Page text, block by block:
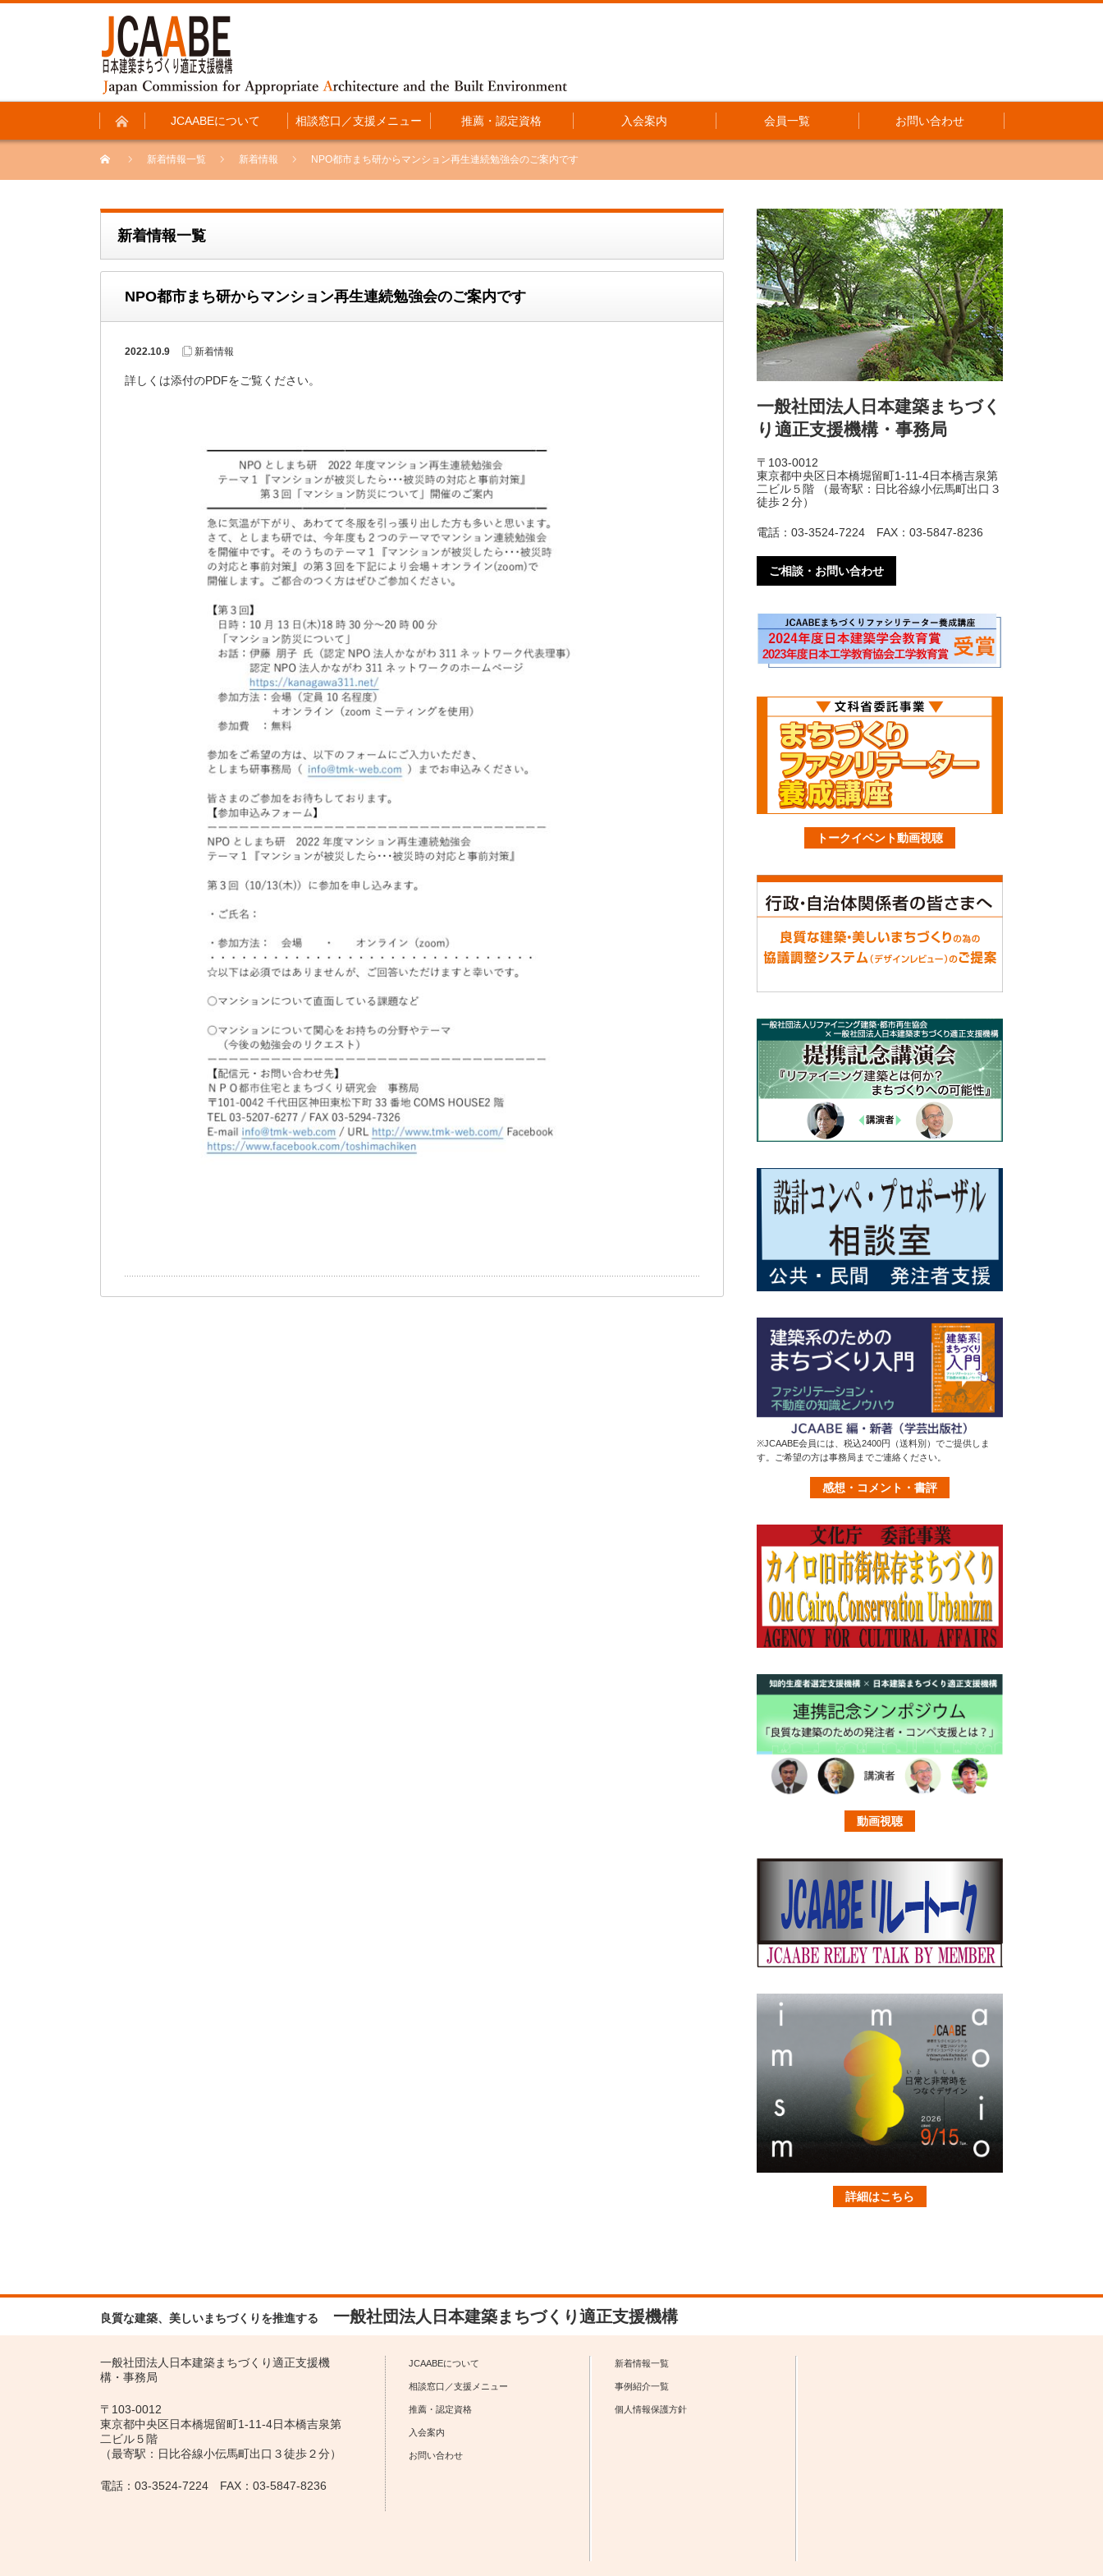
JCAABEについて 相談窓口／支援メニュー 推薦・認定資格 入会案内 会員一覧 お問い合わせ
新着情報一覧 新着情報 NPO都市まち研からマンション再生連続勉強会のご案内です
新着情報一覧
NPO都市まち研からマンション再生連続勉強会のご案内です
2022.10.9 新着情報
詳しくは添付のPDFをご覧ください。
一般社団法人日本建築まちづく
り適正支援機構・事務局
〒103-0012
東京都中央区日本橋堀留町1-11-4日本橋吉泉第
二ビル５階 （最寄駅：日比谷線小伝馬町出口３
徒歩２分）
電話：03-3524-7224 FAX：03-5847-8236
ご相談・お問い合わせ
トークイベント動画視聴
※JCAABE会員には、税込2400円（送料別）でご提供しま
す。ご希望の方は事務局までご連絡ください。
感想・コメント・書評
動画視聴
詳細はこちら
良質な建築、美しいまちづくりを推進する 一般社団法人日本建築まちづくり適正支援機構
一般社団法人日本建築まちづくり適正支援機
構・事務局
〒103-0012
東京都中央区日本橋堀留町1-11-4日本橋吉泉第
二ビル５階
（最寄駅：日比谷線小伝馬町出口３徒歩２分）
電話：03-3524-7224 FAX：03-5847-8236
JCAABEについて
相談窓口／支援メニュー
推薦・認定資格
入会案内
お問い合わせ
新着情報一覧
事例紹介一覧
個人情報保護方針